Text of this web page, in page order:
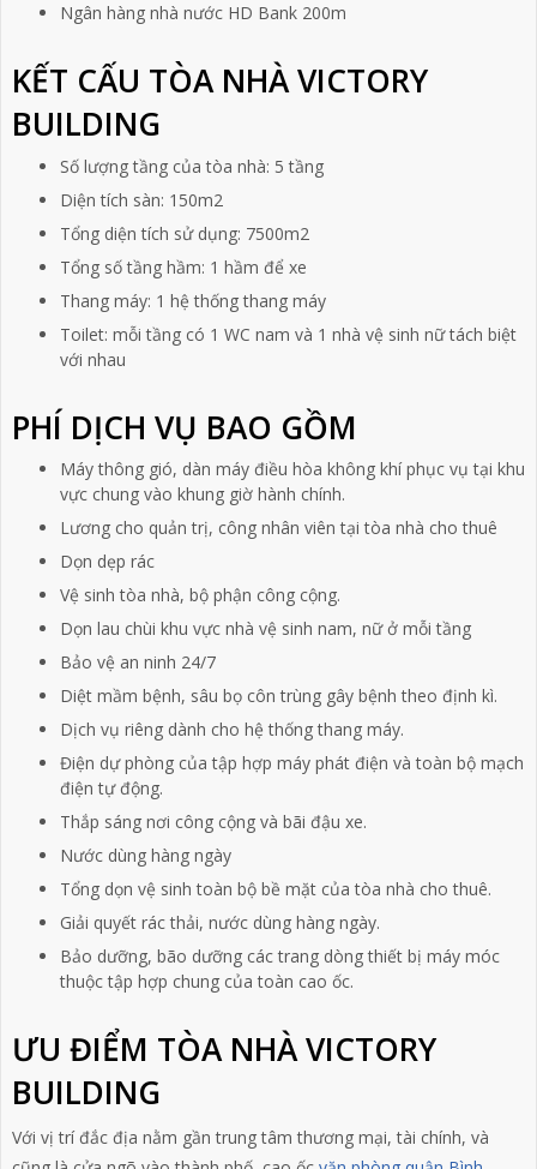
Ngân hàng nhà nước HD Bank 200m
KẾT CẤU TÒA NHÀ VICTORY
BUILDING
Số lượng tầng của tòa nhà: 5 tầng
Diện tích sàn: 150m2
Tổng diện tích sử dụng: 7500m2
Tổng số tầng hầm: 1 hầm để xe
Thang máy: 1 hệ thống thang máy
Toilet: mỗi tầng có 1 WC nam và 1 nhà vệ sinh nữ tách biệt
với nhau
PHÍ DỊCH VỤ BAO GỒM
Máy thông gió, dàn máy điều hòa không khí phục vụ tại khu
vực chung vào khung giờ hành chính.
Lương cho quản trị, công nhân viên tại tòa nhà cho thuê
Dọn dẹp rác
Vệ sinh tòa nhà, bộ phận công cộng.
Dọn lau chùi khu vực nhà vệ sinh nam, nữ ở mỗi tầng
Bảo vệ an ninh 24/7
Diệt mầm bệnh, sâu bọ côn trùng gây bệnh theo định kì.
Dịch vụ riêng dành cho hệ thống thang máy.
Điện dự phòng của tập hợp máy phát điện và toàn bộ mạch
điện tự động.
Thắp sáng nơi công cộng và bãi đậu xe.
Nước dùng hàng ngày
Tổng dọn vệ sinh toàn bộ bề mặt của tòa nhà cho thuê.
Giải quyết rác thải, nước dùng hàng ngày.
Bảo dưỡng, bão dưỡng các trang dòng thiết bị máy móc
thuộc tập hợp chung của toàn cao ốc.
ƯU ĐIỂM TÒA NHÀ VICTORY
BUILDING
Với vị trí đắc địa nằm gần trung tâm thương mại, tài chính, và